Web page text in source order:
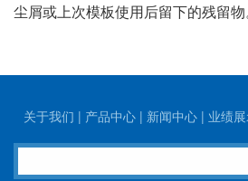
尘屑或上次模板使用后留下的残留物
关于我们 | 产品中心 | 新闻中心 | 业绩